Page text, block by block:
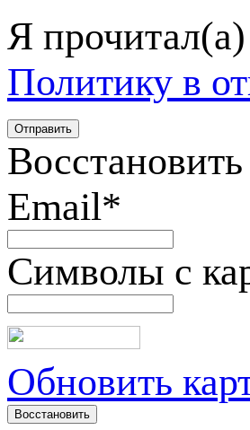
Я
Политику в
Email*
Символы с
Обновить